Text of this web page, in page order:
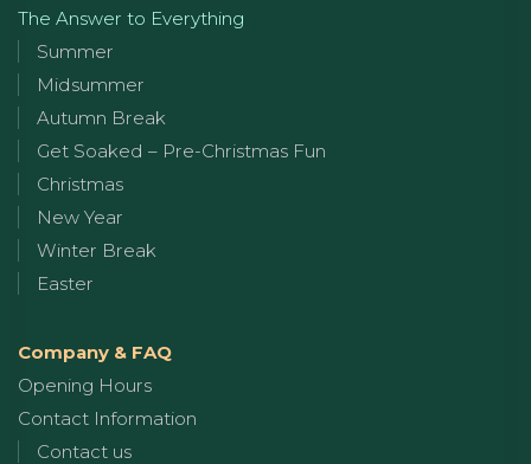
The Answer to Everything
Summer
Midsummer
Autumn Break
Get Soaked – Pre-Christmas Fun
Christmas
New Year
Winter Break
Easter
Company & FAQ
Opening Hours
Contact Information
Contact us